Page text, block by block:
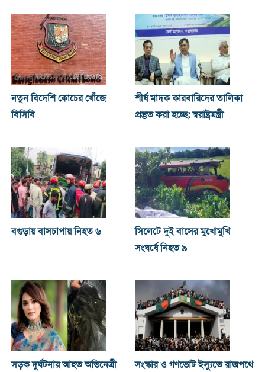
নতুন বিদেশি কোচের খোঁজে
বিসিবি
শীর্ষ মাদক কারবারিদের তালিকা
প্রস্তুত করা হচ্ছে: স্বরাষ্ট্রমন্ত্রী
বগুড়ায় বাসচাপায় নিহত ৬
সিলেটে দুই বাসের মুখোমুখি
সংঘর্ষে নিহত ৯
সড়ক দুর্ঘটনায় আহত অভিনেত্রী
সংস্কার ও গণভোট ইস্যুতে রাজপথে